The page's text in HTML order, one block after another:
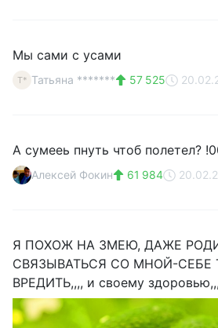
Мы сами с усами
Т* Татьяна ******* 57 525
А сумееь пнуть чтоб полетел?
Алексей Фокин 61 984
Я ПОХОЖ НА ЗМЕЮ, ДАЖЕ
СВЯЗЫВАТЬСЯ СО МНОЙ-СЕБЕ
ВРЕДИТЬ,,,, и своему